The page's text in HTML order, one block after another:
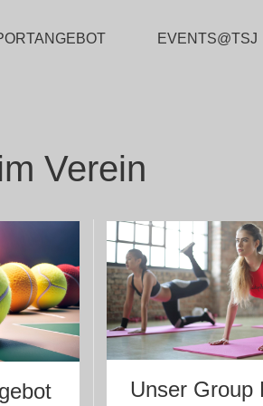
EVENTS@TSJ
Verein
Unser Group